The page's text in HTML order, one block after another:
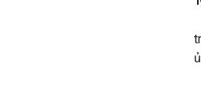
nhà phát triển Android hàng đầu đã